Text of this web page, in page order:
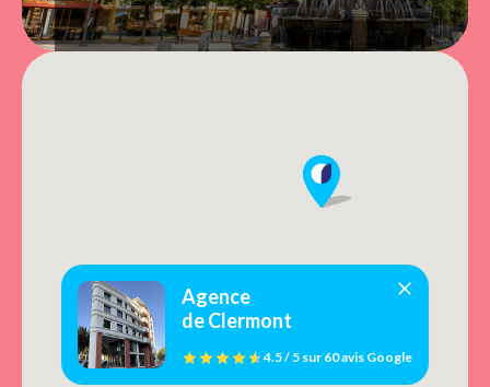
Agence
de Clermont
4.5 / 5 sur 60 avis Google